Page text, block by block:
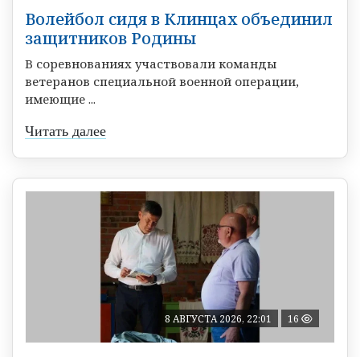
Волейбол сидя в Клинцах объединил
защитников Родины
В соревнованиях участвовали команды
ветеранов специальной военной операции,
имеющие ...
Читать далее
8 АВГУСТА 2026, 22:01 16